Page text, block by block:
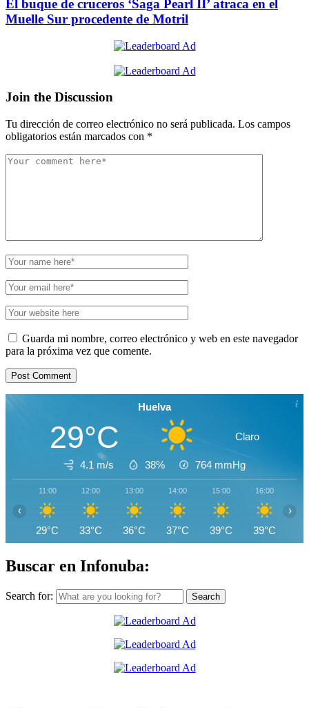
El buque de cruceros ‘Saga Pearl II’ atraca en el
Muelle Sur procedente de Motril
Join the Discussion
Tu dirección de correo electrónico no será publicada. Los campos
obligatorios están marcados con *
Guarda mi nombre, correo electrónico y web en este navegador
para la próxima vez que comente.
Huelva
29°C Claro
4.1 m/s 38% 764 mmHg
11:00
29°C
12:00
33°C
13:00
36°C
14:00
37°C
15:00
39°C
16:00
39°C
‹ ›
Buscar en Infonuba:
Search for: